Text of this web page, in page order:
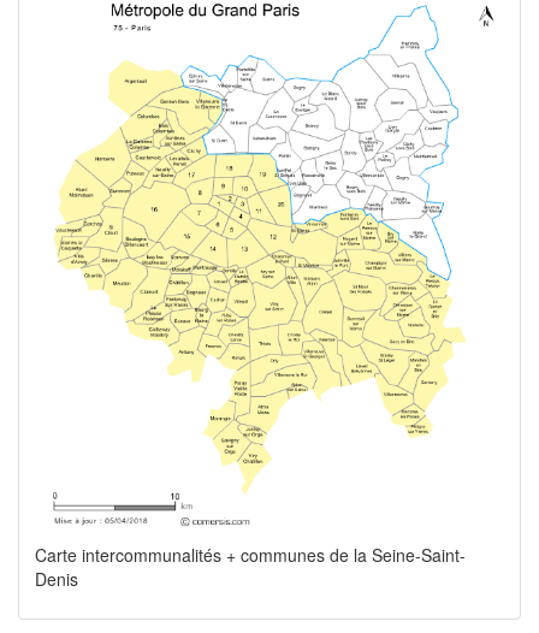
Carte intercommunalités + communes de la Seine-Saint-
Denis